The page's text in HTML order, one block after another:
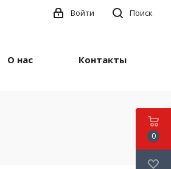
Поиск
Войти
О нас Контакты
0